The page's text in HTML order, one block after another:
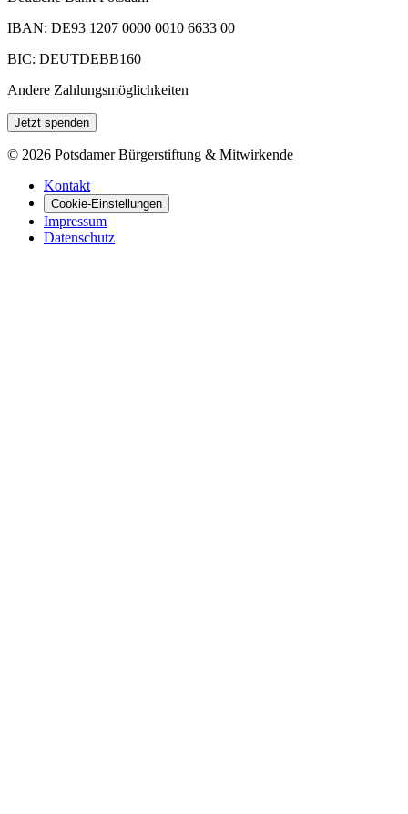
IBAN: DE93 1207 0000 0010 6633 00
BIC: DEUTDEBB160
Andere Zahlungsmöglichkeiten
Jetzt spenden
© 2026 Potsdamer Bürgerstiftung & Mitwirkende
Kontakt
Cookie-Einstellungen
Impressum
Datenschutz